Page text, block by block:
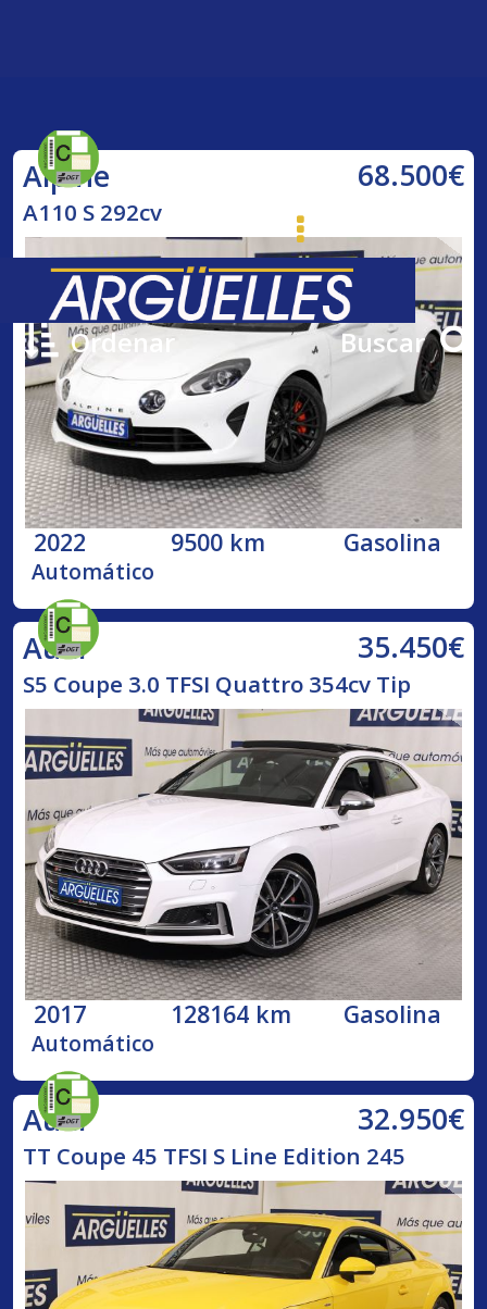
Ordenar Buscar
Alpine 68.500€
A110 S 292cv
2022 9500 km Gasolina
Automático
Audi 35.450€
S5 Coupe 3.0 TFSI Quattro 354cv Tip
2017 128164 km Gasolina
Automático
Audi 32.950€
TT Coupe 45 TFSI S Line Edition 245